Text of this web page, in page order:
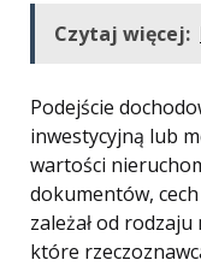
Czytaj więcej:
Podejście
inwestycyjną lub
wartości
dokumentów,
zależał od
które